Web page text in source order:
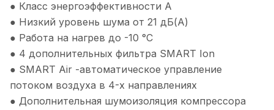
● Класс энергоэффективности A
● Низкий уровень шума от 21 дБ(А)
● Работа на нагрев до -10 °С
● 4 дополнительных фильтра SMART Ion
● SMART Air -автоматическое управление
потоком воздуха в 4-х направлениях
● Дополнительная шумоизоляция компрессора